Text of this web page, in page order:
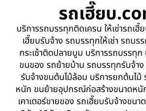
รถเฮี๊ยบ
บริการรถบรรทุกติดเครน ให้เช่ารถเฮี๊
เฮี๊ยบรับจ้าง รถบรรทุกให้เช่า รถบร
กระเช้าติดปลายบูม บริการรถบรรทุ
ขนของ รถย้ายบ้าน รถบรรทุกรับจ้า
รับจ้างขนต้นไม้ล้อม บริการยกต้นไม้
หนัก ขนย้ายอุปกรณ์ก่อสร้างขนาดหนั
เคาเตอร์ขายของ รถเฮี๊ยบรับจ้างขน